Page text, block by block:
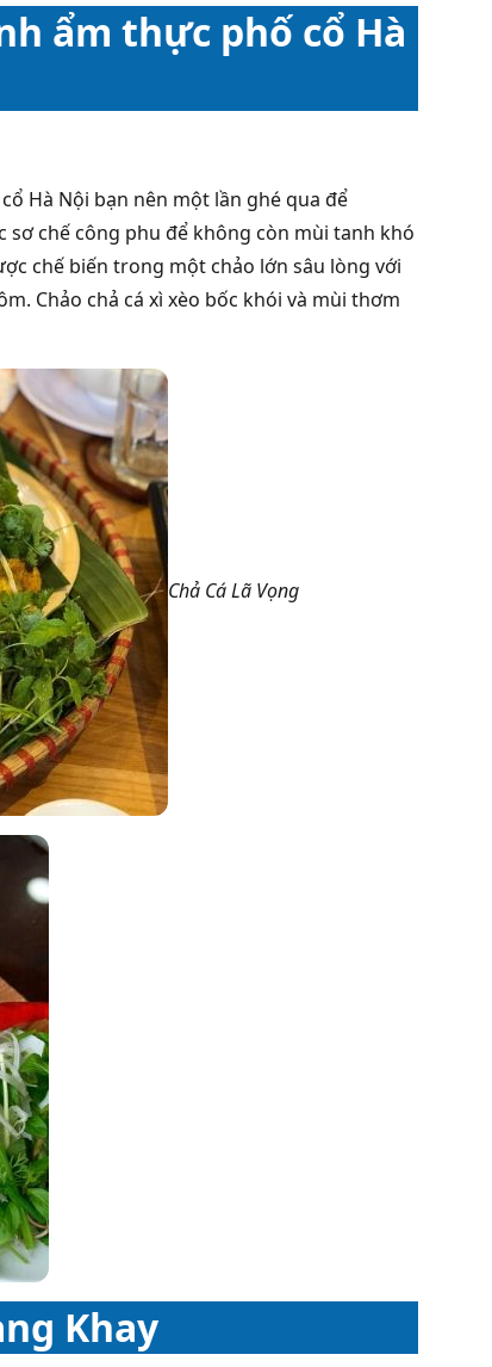
ẩm thực phố cổ Hà
Hà Nội bạn nên một lần ghé qua để
chế công phu để không còn mùi tanh khó
chế biến trong một chảo lớn sâu lòng với
Chảo chả cá xì xèo bốc khói và mùi thơm
Chả Cá Lã Vọng
Khay